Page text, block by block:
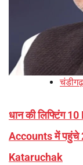
चंडीगढ़
धान की लिफ्टिंग
Accounts में पहुंचे
Kataruchak